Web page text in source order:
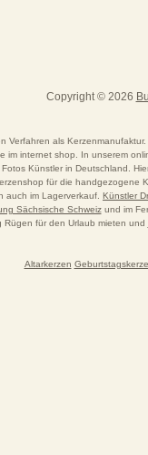
Copyright © 2026
Verfahren als
im internet shop. In unserem
Künstler in Deutschland.
für die handgezogene
auch im Lagerverkauf. Künstler
Sächsische Schweizund im
Rügen für den Urlaub mieten und
Altarkerzen